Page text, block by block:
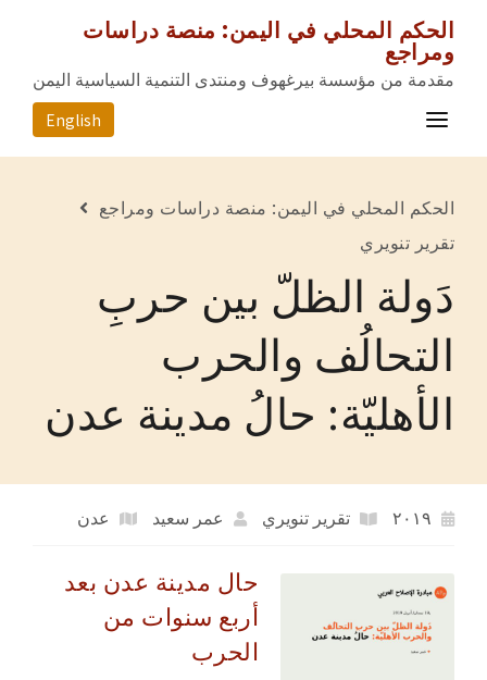
الحكم المحلي في اليمن: منصة دراسات
ومراجع
مقدمة من مؤسسة بيرغهوف ومنتدى التنمية السياسية اليمن
English
المحافظات
عن المشروع
للتواصل معنا
الحكم المحلي في اليمن: منصة دراسات ومراجع
تقرير تنويري
دَولة الظلّ بين حربِ
التحالُف والحرب
الأهليّة: حالُ مدينة عدن
تقرير تنويري عمر سعيد عدن
حال مدينة عدن بعد
أربع سنوات من
الحرب